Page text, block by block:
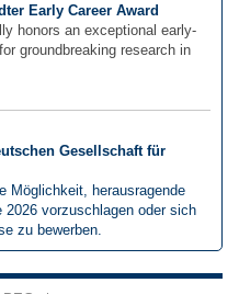
Early Career Award
honors an exceptional early-
groundbreaking research in
Gesellschaft für
Möglichkeit, herausragende
2026 vorzuschlagen oder sich
zu bewerben.